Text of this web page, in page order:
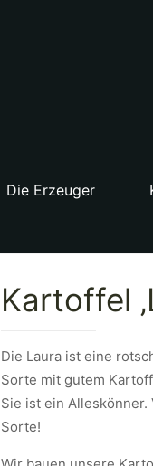
Die Erzeuger
Kartoffel
Die Laura ist eine
Sorte mit gutem
Sie ist ein
Sorte!